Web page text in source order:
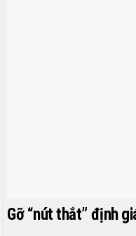
Gỡ “nút thắt” định